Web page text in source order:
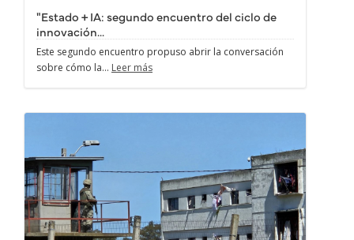
"Estado + IA: segundo encuentro del ciclo de
innovación...
Este segundo encuentro propuso abrir la conversación
sobre cómo la... Leer más